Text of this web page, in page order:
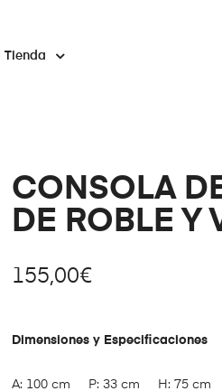
Tienda
CONSOLA
DE ROBLE Y
155,00€
Dimensiones y Especificaciones
A: 100 cm P: 33 cm H: 75 cm